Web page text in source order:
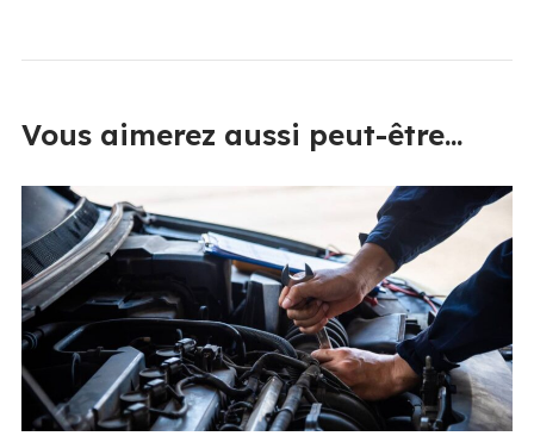
Vous aimerez aussi peut-être...